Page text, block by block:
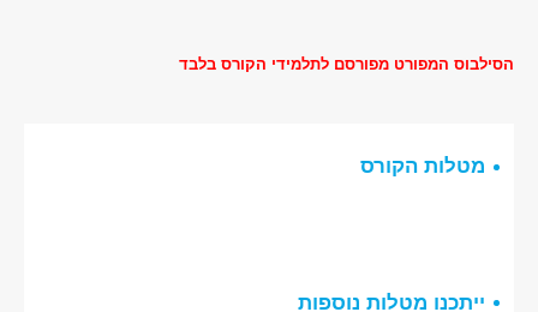
הסילבוס המפורט מפורסם לתלמידי הקורס בלבד
מטלות הקורס
ייתכנו מטלות נוספות